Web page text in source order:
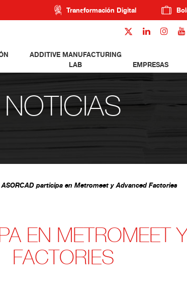
Transformación Digital
ADDITIVE MANUFACTURING
LAB
EMPRESAS
NOTICIAS
ASORCAD participa en Metromeet y Advanced Factories
EN METROMEET
FACTORIES